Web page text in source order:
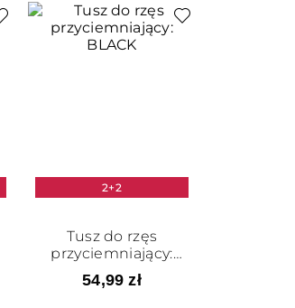
2+2
Tusz do rzęs
przyciemniający:
BLACK
54,99 zł